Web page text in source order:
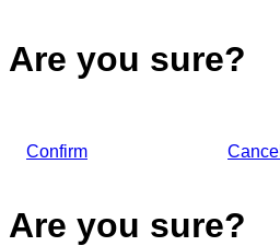
Are you sure?
Confirm Cancel
Are you sure?